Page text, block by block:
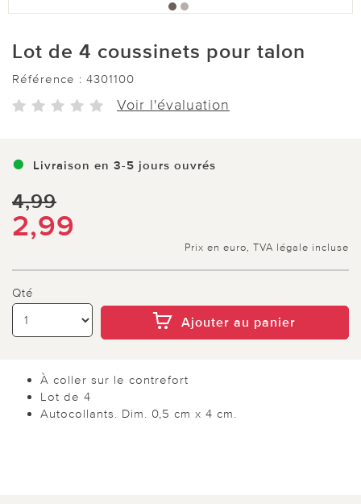
Lot de 4 coussinets pour talon
Référence : 4301100
Voir l'évaluation
Livraison en 3-5 jours ouvrés
4,99
2,99
Prix en euro, TVA légale incluse
Qté
Ajouter au panier
À coller sur le contrefort
Lot de 4
Autocollants. Dim. 0,5 cm x 4 cm.